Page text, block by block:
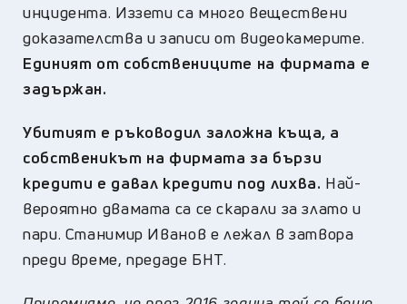
инцидента. Иззети са много веществени
доказателства и записи от видеокамерите.
Единият от собствениците на фирмата е
задържан.
Убитият е ръководил заложна къща, а
собственикът на фирмата за бързи
кредити е давал кредити под лихва. Най-
вероятно двамата са се скарали за злато и
пари. Станимир Иванов е лежал в затвора
преди време, предаде БНТ.